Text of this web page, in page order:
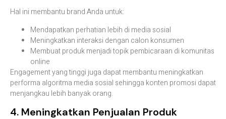
Hal ini membantu brand Anda untuk:
Mendapatkan perhatian lebih di media sosial
Meningkatkan interaksi dengan calon konsumen
Membuat produk menjadi topik pembicaraan di komunitas
online
Engagement yang tinggi juga dapat membantu meningkatkan
performa algoritma media sosial sehingga konten promosi dapat
menjangkau lebih banyak orang.
4. Meningkatkan Penjualan Produk